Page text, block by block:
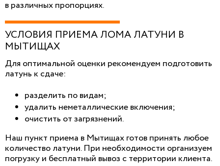
в различных пропорциях.
УСЛОВИЯ ПРИЕМА ЛОМА ЛАТУНИ В
МЫТИЩАХ
Для оптимальной оценки рекомендуем подготовить
латунь к сдаче:
разделить по видам;
удалить неметаллические включения;
очистить от загрязнений.
Наш пункт приема в Мытищах готов принять любое
количество латуни. При необходимости организуем
погрузку и бесплатный вывоз с территории клиента.